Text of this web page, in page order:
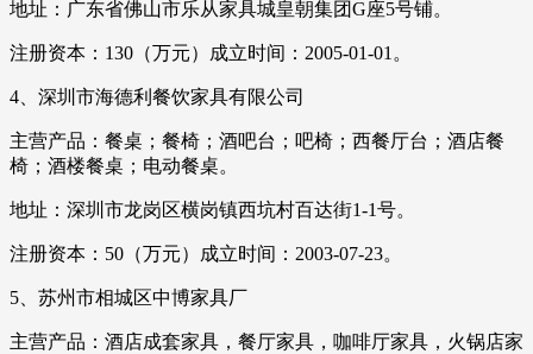
地址：广东省佛山市乐从家具城皇朝集团G座5号铺。
注册资本：130（万元）成立时间：2005-01-01。
4、深圳市海德利餐饮家具有限公司
主营产品：餐桌；餐椅；酒吧台；吧椅；西餐厅台；酒店餐
椅；酒楼餐桌；电动餐桌。
地址：深圳市龙岗区横岗镇西坑村百达街1-1号。
注册资本：50（万元）成立时间：2003-07-23。
5、苏州市相城区中博家具厂
主营产品：酒店成套家具，餐厅家具，咖啡厅家具，火锅店家